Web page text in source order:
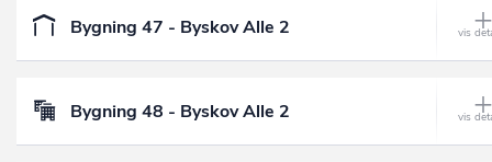
Bygning 47 - Byskov Alle 2
Bygning 48 - Byskov Alle 2